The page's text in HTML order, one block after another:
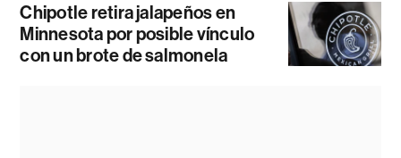
Chipotle retira jalapeños en
Minnesota por posible vínculo
con un brote de salmonela